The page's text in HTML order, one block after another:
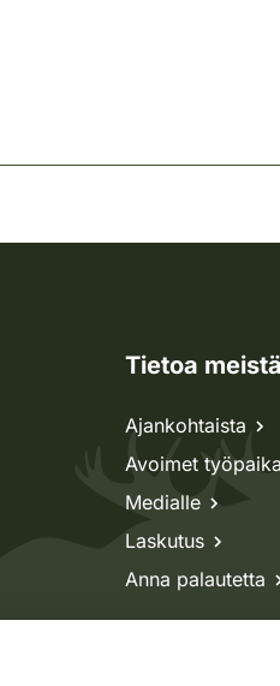
Tietoa meistä
Ajankohtaista
Avoimet
Medialle
Laskutus
Anna palautetta